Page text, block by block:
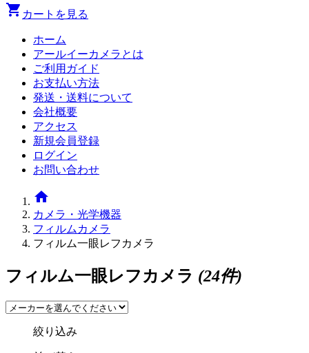
shopping_cart カートを見る
ホーム
アールイーカメラとは
ご利用ガイド
お支払い方法
発送・送料について
会社概要
アクセス
新規会員登録
ログイン
お問い合わせ
home
カメラ・光学機器
フィルムカメラ
フィルム一眼レフカメラ
フィルム一眼レフカメラ (24件)
絞り込み